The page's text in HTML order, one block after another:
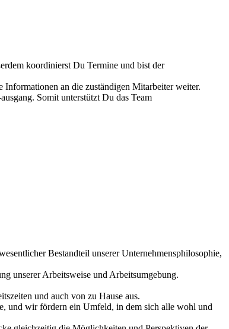
koordinierst Du Termine und bist der
Informationen an die zuständigen Mitarbeiter weiter.
Somit unterstützt Du das Team
Bestandteil unserer Unternehmensphilosophie,
unserer Arbeitsweise und Arbeitsumgebung.
und auch von zu Hause aus.
und wir fördern ein Umfeld, in dem sich alle wohl und